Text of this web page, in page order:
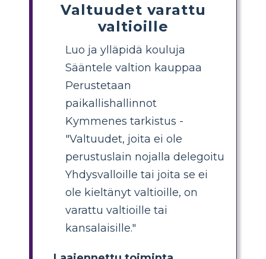
Valtuudet varattu
valtioille
Luo ja ylläpidä kouluja
Sääntele valtion kauppaa
Perustetaan
paikallishallinnot
Kymmenes tarkistus -
"Valtuudet, joita ei ole
perustuslain nojalla delegoitu
Yhdysvalloille tai joita se ei
ole kieltänyt valtioille, on
varattu valtioille tai
kansalaisille."